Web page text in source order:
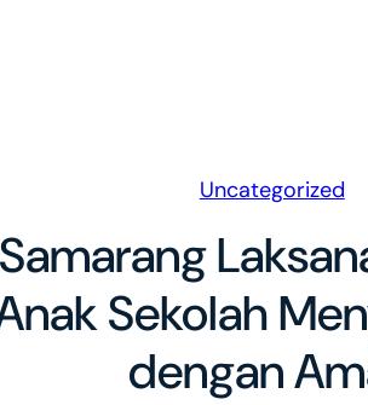
Uncategorized
Sekolah
dengan